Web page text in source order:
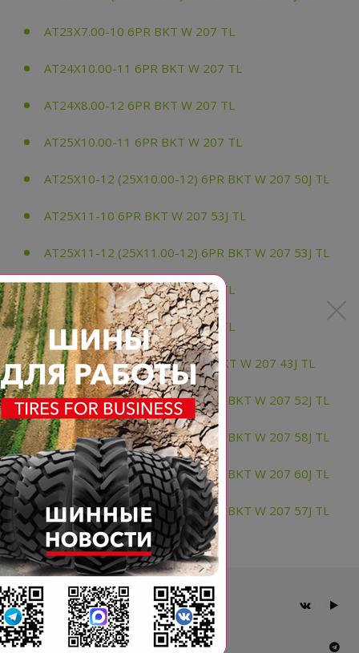
AT23X7.00-10 6PR BKT W 207 TL
AT24X10.00-11 6PR BKT W 207 TL
AT24X8.00-12 6PR BKT W 207 TL
AT25X10.00-11 6PR BKT W 207 TL
AT25X10-12 (25X10.00-12) 6PR BKT W 207 50J TL
AT25X11-10 6PR BKT W 207 53J TL
AT25X11-12 (25X11.00-12) 6PR BKT W 207 53J TL
AT25X12.00-9 6PR BKT W 207 TL
AT25X8.00-11 6PR BKT W 207 TL
AT25X8-12 (25X8.00-12) 6PR BKT W 207 43J TL
AT26X10-12 (26X10.00-12) 6PR BKT W 207 52J TL
AT26X12-12 (26X12.00-12) 6PR BKT W 207 58J TL
AT27X12-12 (27X12.00-12) 6PR BKT W 207 60J TL
AT28X10-12 (28X10.00-12) 6PR BKT W 207 57J TL
Главная
Компания
Шины BKT